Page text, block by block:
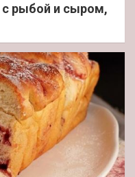
с рыбой и сыром,